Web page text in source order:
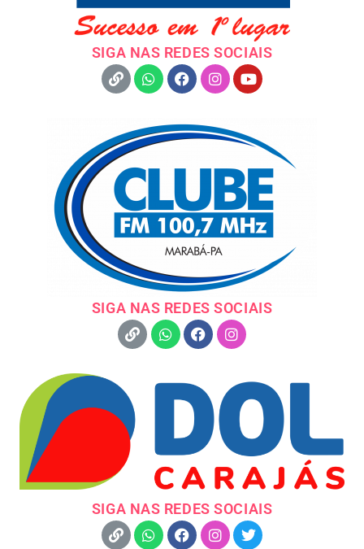
SIGA NAS REDES SOCIAIS
SIGA NAS REDES SOCIAIS
SIGA NAS REDES SOCIAIS